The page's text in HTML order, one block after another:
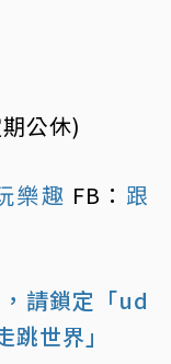
公休)
樂趣 FB： 跟
請鎖定「ud
世界」